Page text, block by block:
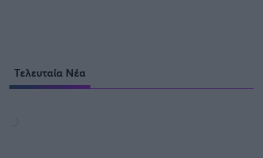
Τελευταία Νέα